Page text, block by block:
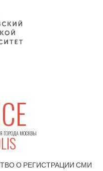
МОСКВЫ
О РЕГИСТРАЦИИСМИ